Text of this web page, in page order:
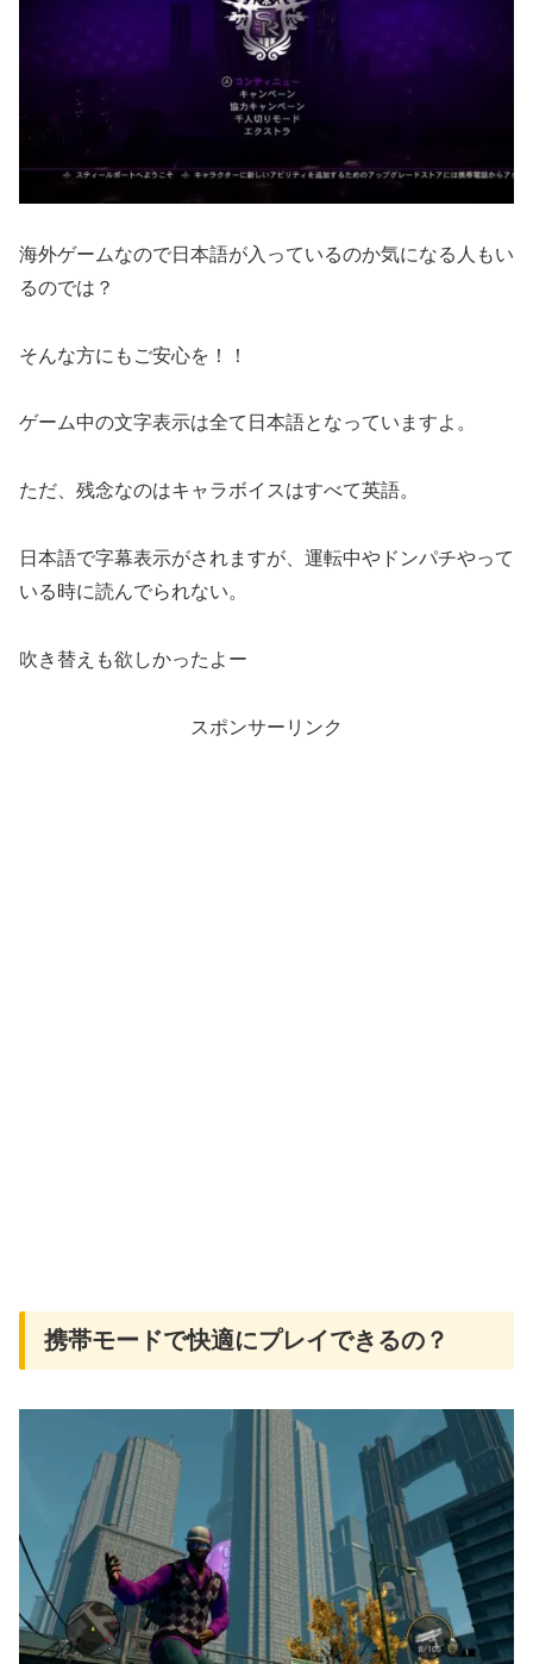
海外ゲームなので日本語が入っているのか気になる人もい
るのでは？
そんな方にもご安心を！！
ゲーム中の文字表示は全て日本語となっていますよ。
ただ、残念なのはキャラボイスはすべて英語。
日本語で字幕表示がされますが、運転中やドンパチやって
いる時に読んでられない。
吹き替えも欲しかったよー
スポンサーリンク
携帯モードで快適にプレイできるの？